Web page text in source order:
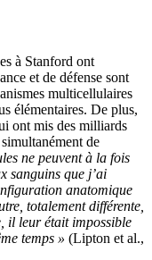
à Stanford ont
et de défense sont
multicellulaires
élémentaires. De plus,
ont mis des milliards
de
ne peuvent à la fois
sanguins que j’ai
anatomique
totalement différente,
il leur était impossible
temps » (Lipton et al.,